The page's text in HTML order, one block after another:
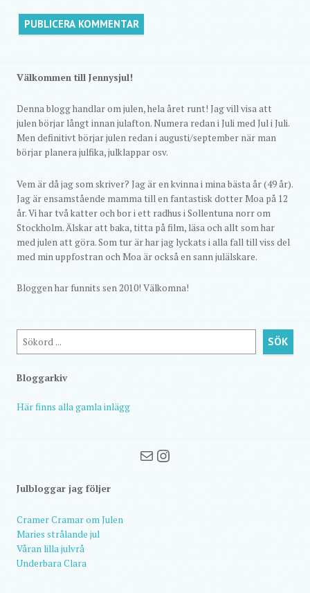
Välkommen till Jennysjul!
Denna blogg handlar om julen, hela året runt! Jag vill visa att
julen börjar långt innan julafton. Numera redan i Juli med Jul i Juli.
Men definitivt börjar julen redan i augusti/september när man
börjar planera julfika, julklappar osv.
Vem är då jag som skriver? Jag är en kvinna i mina bästa år (49 år).
Jag är ensamstående mamma till en fantastisk dotter Moa på 12
år. Vi har två katter och bor i ett radhus i Sollentuna norr om
Stockholm. Älskar att baka, titta på film, läsa och allt som har
med julen att göra. Som tur är har jag lyckats i alla fall till viss del
med min uppfostran och Moa är också en sann julälskare.
Bloggen har funnits sen 2010! Välkomna!
Sök SÖK
Bloggarkiv
Här finns alla gamla inlägg
MailInstagram
Julbloggar jag följer
Cramer Cramar om Julen
Maries strålande jul
Våran lilla julvrå
Underbara Clara